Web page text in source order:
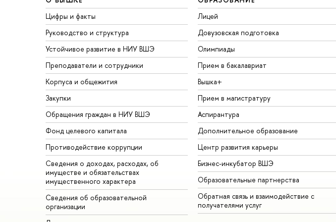
Цифры и факты
Руководство и структура
Устойчивое развитие в НИУ ВШЭ
Преподаватели и сотрудники
Корпуса и общежития
Закупки
Обращения граждан в НИУ ВШЭ
Фонд целевого капитала
Противодействие коррупции
Сведения о доходах, расходах, об
имуществе и обязательствах
имущественного характера
Сведения об образовательной
организации
Лицей
Довузовская подготовка
Олимпиады
Прием в бакалавриат
Вышка+
Прием в магистратуру
Аспирантура
Дополнительное образование
Центр развития карьеры
Бизнес-инкубатор ВШЭ
Образовательные партнерства
Обратная связь и взаимодействие с
получателями услуг